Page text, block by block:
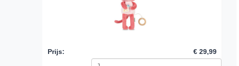
Prijs: € 29,99